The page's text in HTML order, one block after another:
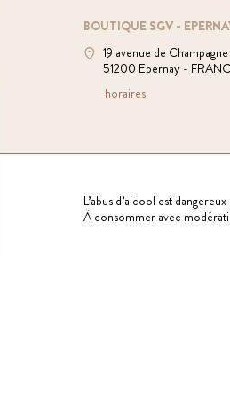
BOUTIQUE SGV -
19 avenue de Champagne
51200 Epernay -
horaires
L’abus d’alcool est
À consommer avec